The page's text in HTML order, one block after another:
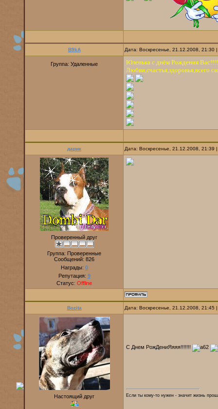
B9kA Дата: Воскресенье, 21.12.2008,
Группа: Удаленные
Юленька с днём Рождения
Любви,счастья,здоровья,всего
дарик Дата: Воскресенье, 21.12.2008,
Проверенный друг
Группа: Проверенные
Сообщений: 826
Награды: 0
Репутация: 9
Статус: Offline
Bozita Дата: Воскресенье, 21.12.2008,
Настоящий друг
С Днем РожДениЯяяя!!!!!!!
Если ты кому-то нужен - значит жизнь